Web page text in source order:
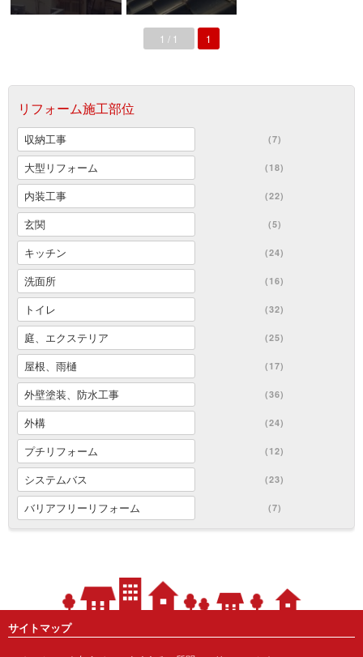
1 / 1 1
リフォーム施工部位
収納工事 (7)
大型リフォーム (18)
内装工事 (22)
玄関 (5)
キッチン (24)
洗面所 (16)
トイレ (32)
庭、エクステリア (25)
屋根、雨樋 (17)
外壁塗装、防水工事 (36)
外構 (24)
プチリフォーム (12)
システムバス (23)
バリアフリーリフォーム (7)
サイトマップ